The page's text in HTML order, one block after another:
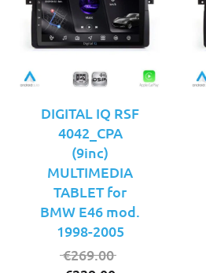
DIGITAL IQ RSF
4042_CPA
(9inc)
MULTIMEDIA
TABLET for
BMW E46 mod.
1998-2005
€269.00